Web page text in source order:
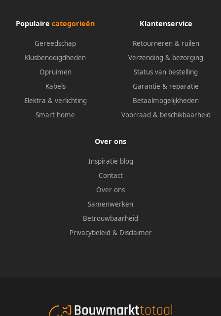
Populaire categorieën
Gereedschap
Klusbenodigdheden
Opruimen
Kabels
Elektra & verlichting
Smart home
Klantenservice
Retourneren & ruilen
Verzending & bezorging
Status van bestelling
Garantie & reparatie
Betaalmogelijkheden
Voorraad & beschikbaarheid
Over ons
Inspiratie blog
Contact
Over ons
Samenwerken
Betrouwbaarheid
Privacybeleid & Disclaimer